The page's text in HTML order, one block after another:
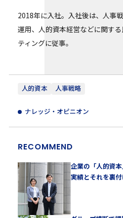
人的資本 人事戦略
ナレッジ・オピニオン
RECOMMEND
企業の「人的資
実績とそれを裏
2018年に入社。入社後は、人事
運用、人的資本経営などに関す
ティングに従事。